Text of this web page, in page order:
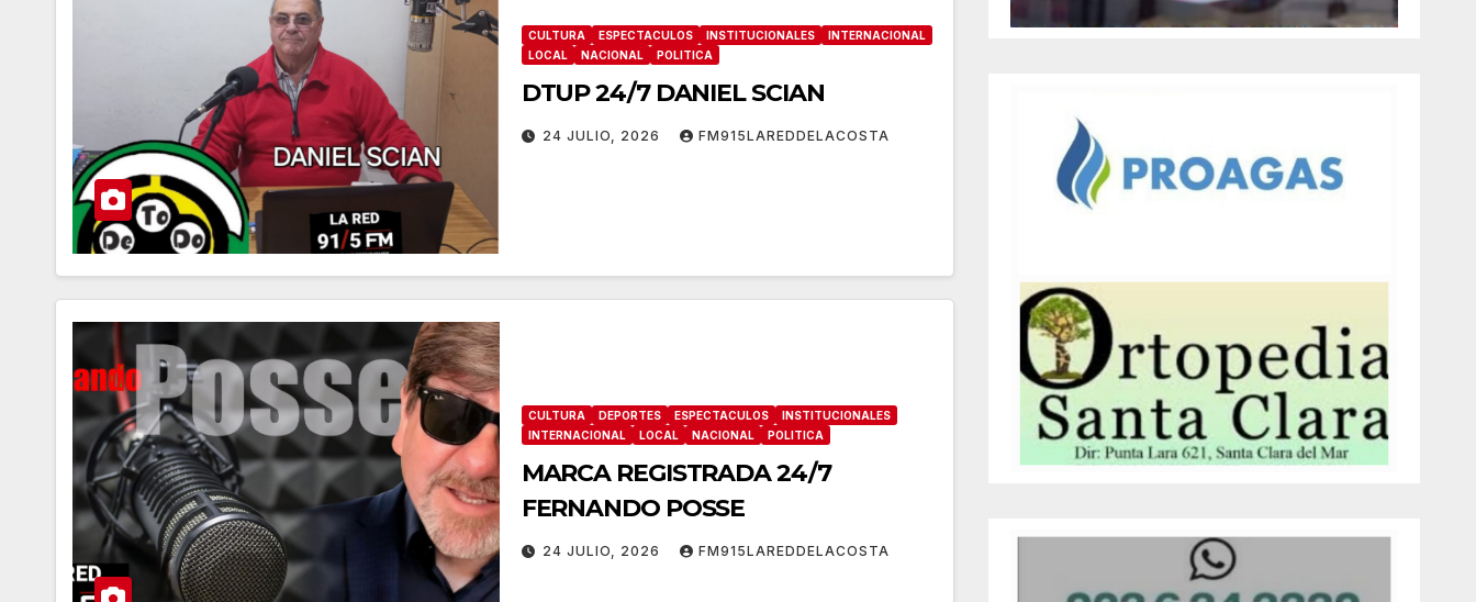
CULTURA ESPECTACULOS INSTITUCIONALES
INTERNACIONAL
LOCAL
NACIONAL POLITICA
DTUP 24/7 DANIEL SCIAN
24 JULIO, 2026 FM915LAREDDELACOSTA
CULTURA DEPORTES ESPECTACULOS
INSTITUCIONALES
INTERNACIONAL
LOCAL NACIONAL POLITICA
MARCA REGISTRADA 24/7
FERNANDO POSSE
24 JULIO, 2026 FM915LAREDDELACOSTA